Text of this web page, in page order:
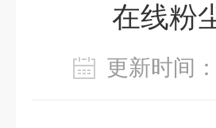
在线粉
更新时